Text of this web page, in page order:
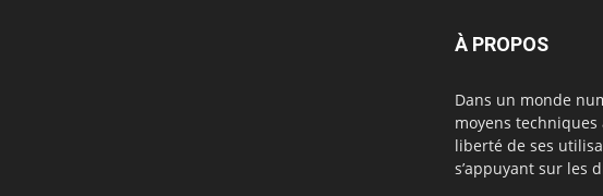
À PROPOS
Dans un monde
moyens
liberté de ses
s’appuyant sur les